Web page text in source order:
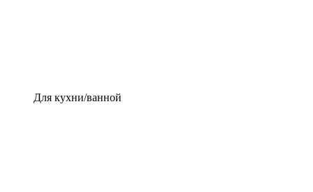
Для кухни/ванной